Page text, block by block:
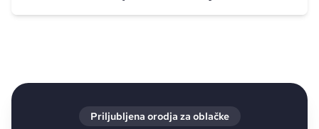
Priljubljena orodja za oblačke